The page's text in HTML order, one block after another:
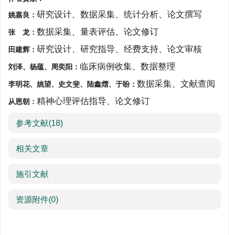
姚嘉良： 研究设计、数据采集、统计分析、论文撰写
张 龙： 数据采集、量表评估、论文修订
田建辉： 研究设计、研究指导、经费支持、论文审核
刘泽、杨蕴、周奕阳： 临床病例收集、数据整理
李明花、姚望、史文斐、陆鑫熠、于盼： 数据采集、文献查阅
从恩朝： 精神心理评估指导、论文修订
参考文献(18)
相关文章
施引文献
资源附件(0)